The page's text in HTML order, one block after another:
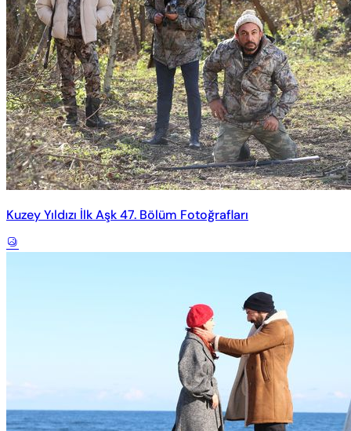
Kuzey Yıldızı İlk Aşk 47. Bölüm Fotoğrafları